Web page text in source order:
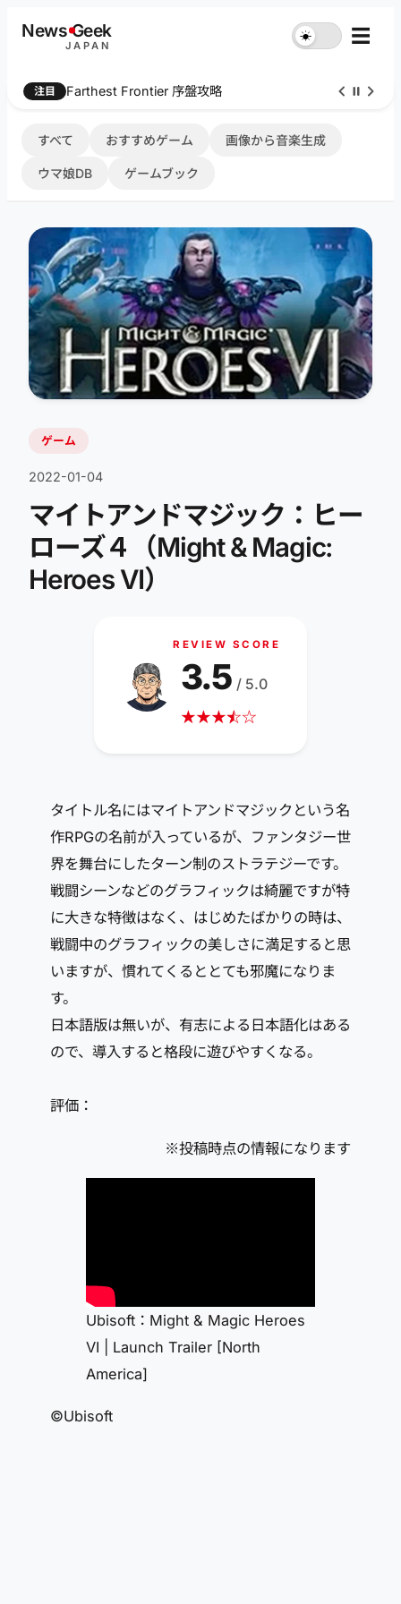
NewsGeek
JAPAN
☀︎ ☰
注目 Farthest Frontier 序盤攻略
すべて おすすめゲーム 画像から音楽生成
ウマ娘DB ゲームブック
ゲーム
2022-01-04
マイトアンドマジック：ヒー
ローズ４（Might & Magic:
Heroes VI）
REVIEW SCORE
★★★☆
★☆
3.5 / 5.0
タイトル名にはマイトアンドマジックという名
作RPGの名前が入っているが、ファンタジー世
界を舞台にしたターン制のストラテジーです。
戦闘シーンなどのグラフィックは綺麗ですが特
に大きな特徴はなく、はじめたばかりの時は、
戦闘中のグラフィックの美しさに満足すると思
いますが、慣れてくるととても邪魔になりま
す。
日本語版は無いが、有志による日本語化はある
ので、導入すると格段に遊びやすくなる。
評価：
※投稿時点の情報になります
Ubisoft：Might & Magic Heroes
VI | Launch Trailer [North
America]
©Ubisoft